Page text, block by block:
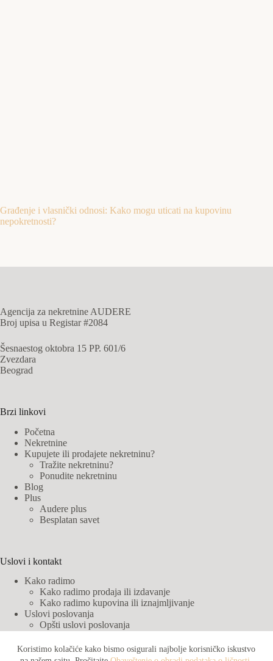
Koristimo kolačiće kako bismo osigurali najbolje korisničko iskustvo
Građenje i vlasnički odnosi: Kako mogu uticati na kupovinu
nepokretnosti?
Agencija za nekretnine AUDERE
Broj upisa u Registar #2084
Šesnaestog oktobra 15 PP. 601/6
Zvezdara
Beograd
Brzi linkovi
Početna
Nekretnine
Kupujete ili prodajete nekretninu?
Tražite nekretninu?
Ponudite nekretninu
Blog
Plus
Audere plus
Besplatan savet
Uslovi i kontakt
Kako radimo
Kako radimo prodaja ili izdavanje
Kako radimo kupovina ili iznajmljivanje
Uslovi poslovanja
Opšti uslovi poslovanja
Obaveštenje o obradi podataka o ličnosti
Audere partneri